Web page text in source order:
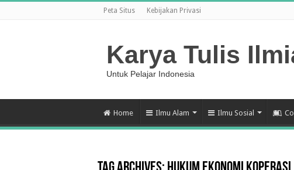
Peta Situs Kebijakan Privasi
Karya Tulis
Untuk Pelajar Indonesia
Home Ilmu Alam Ilmu Sosial